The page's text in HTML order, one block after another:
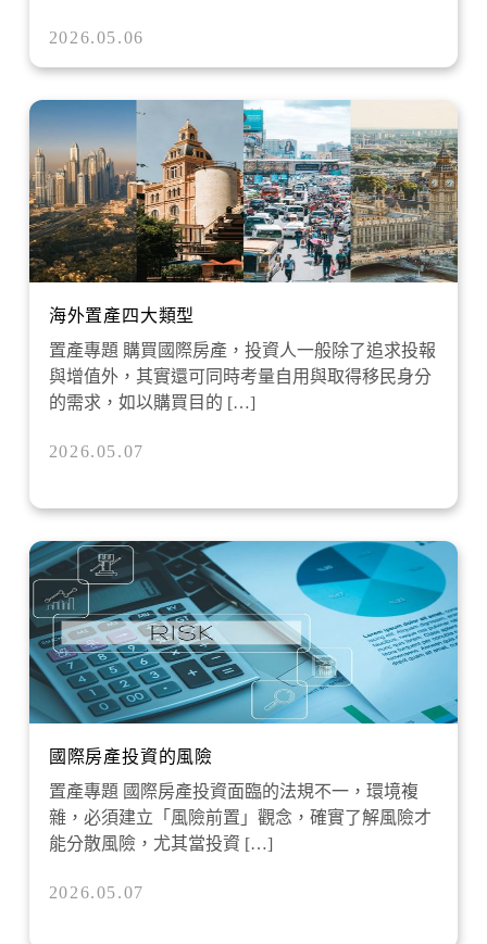
2026.05.06
海外置產四大類型
置產專題 購買國際房產，投資人一般除了追求投報
與增值外，其實還可同時考量自用與取得移民身分
的需求，如以購買目的 […]
2026.05.07
國際房產投資的風險
置產專題 國際房產投資面臨的法規不一，環境複
雜，必須建立「風險前置」觀念，確實了解風險才
能分散風險，尤其當投資 […]
2026.05.07